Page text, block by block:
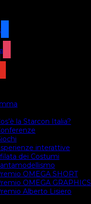
la Starcon Italia?
interattive
dei Costumi
OMEGA SHORT
OMEGA GRAPHICS
Alberto Lisiero